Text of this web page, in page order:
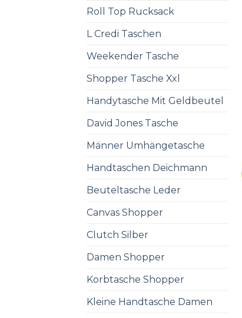
Roll Top Rucksack
L Credi Taschen
Weekender Tasche
Shopper Tasche Xxl
Handytasche Mit Geldbeutel
David Jones Tasche
Männer Umhängetasche
Handtaschen Deichmann
Beuteltasche Leder
Canvas Shopper
Clutch Silber
Damen Shopper
Korbtasche Shopper
Kleine Handtasche Damen